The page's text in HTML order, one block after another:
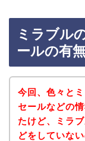
ミラブル
ールの有
今回、色々と
セールなどの
たけど、ミラ
どをしていない